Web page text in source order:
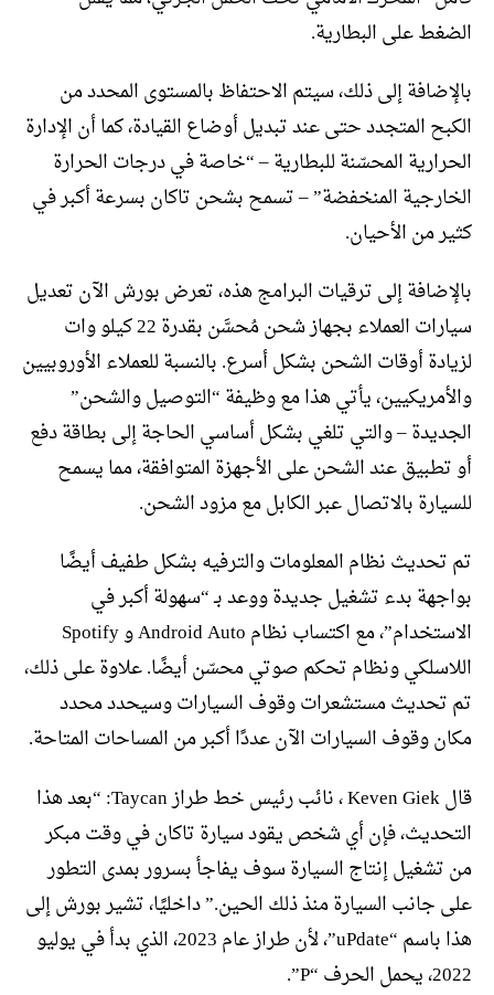
الضغط على البطارية.
بالإضافة إلى ذلك، سيتم الاحتفاظ بالمستوى المحدد من
الكبح المتجدد حتى عند تبديل أوضاع القيادة، كما أن الإدارة
الحرارية المحسّنة للبطارية – “خاصة في درجات الحرارة
الخارجية المنخفضة” – تسمح بشحن تاكان بسرعة أكبر في
كثير من الأحيان.
بالإضافة إلى ترقيات البرامج هذه، تعرض بورش الآن تعديل
سيارات العملاء بجهاز شحن مُحسَّن بقدرة 22 كيلو وات
لزيادة أوقات الشحن بشكل أسرع. بالنسبة للعملاء الأوروبيين
والأمريكيين، يأتي هذا مع وظيفة “التوصيل والشحن”
الجديدة – والتي تلغي بشكل أساسي الحاجة إلى بطاقة دفع
أو تطبيق عند الشحن على الأجهزة المتوافقة، مما يسمح
للسيارة بالاتصال عبر الكابل مع مزود الشحن.
تم تحديث نظام المعلومات والترفيه بشكل طفيف أيضًا
بواجهة بدء تشغيل جديدة ووعد بـ “سهولة أكبر في
الاستخدام”، مع اكتساب نظام Android Auto و Spotify
اللاسلكي ونظام تحكم صوتي محسّن أيضًا. علاوة على ذلك،
تم تحديث مستشعرات وقوف السيارات وسيحدد محدد
مكان وقوف السيارات الآن عددًا أكبر من المساحات المتاحة.
قال Keven Giek ، نائب رئيس خط طراز Taycan: “بعد هذا
التحديث، فإن أي شخص يقود سيارة تاكان في وقت مبكر
من تشغيل إنتاج السيارة سوف يفاجأ بسرور بمدى التطور
على جانب السيارة منذ ذلك الحين.” داخليًا، تشير بورش إلى
هذا باسم “uPdate”، لأن طراز عام 2023، الذي بدأ في يوليو
2022، يحمل الحرف “P”.